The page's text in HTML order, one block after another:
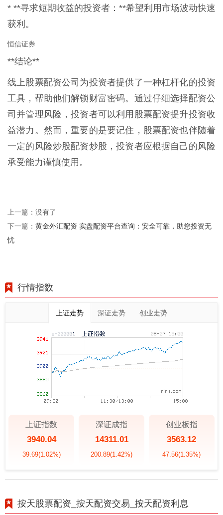
* **寻求短期收益的投资者：**希望利用市场波动快速
获利。
恒信证券
**结论**
线上股票配资公司为投资者提供了一种杠杆化的投资
工具，帮助他们解锁财富密码。通过仔细选择配资公
司并管理风险，投资者可以利用股票配资提升投资收
益潜力。然而，重要的是要记住，股票配资也伴随着
一定的风险炒股配资炒股，投资者应根据自己的风险
承受能力谨慎使用。
上一篇：没有了
下一篇： 黄金外汇配资 实盘配资平台查询：安全可靠，助您投资无
忧
行情指数
上证走势 深证走势 创业走势
上证指数
3940.04
39.69(1.02%)
深证成指
14311.01
200.89(1.42%)
创业板指
3563.12
47.56(1.35%)
按天股票配资_按天配资交易_按天配资利息